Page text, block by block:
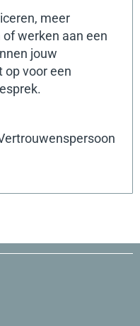
meer
werken aan een
jouw
op voor een